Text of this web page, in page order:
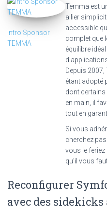
Temma est
allier
accessible
complet que
équilibre
Depuis 2007,
étant adopté
dont certains
en main, il
tout en
Si vous
cherchez
vous le
qu'il vous
Intro Sponsor
TEMMA
Reconfigurer
avec des